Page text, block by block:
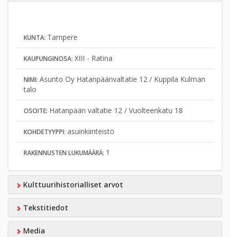
KUNTA: Tampere
KAUPUNGINOSA: XIII - Ratina
NIMI: Asunto Oy Hatanpäänvaltatie 12 / Kuppila Kulman
talo
OSOITE: Hatanpään valtatie 12 / Vuolteenkatu 18
KOHDETYYPPI: asuinkiinteistö
RAKENNUSTEN LUKUMÄÄRÄ: 1
Kulttuurihistorialliset arvot
Tekstitiedot
Media